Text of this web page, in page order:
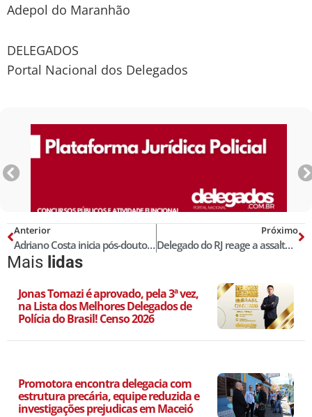
Adepol do Maranhão
DELEGADOS
Portal Nacional dos Delegados
Anterior
Adriano Costa inicia pós-doutorado na UnB consolidando excelência acadêmica e compromisso com políticas públicas de segurança
Próximo
Delegado do RJ reage a assalto e mata criminoso que havia sido solto em audiência de custódia
Mais lidas
Jonas Tomazi é aprovado, pela 3ª vez,
na Lista dos Melhores Delegados de
Polícia do Brasil! Censo 2026
Promotora encontra delegacia com
estrutura precária, equipe reduzida e
investigações prejudicas em Maceió